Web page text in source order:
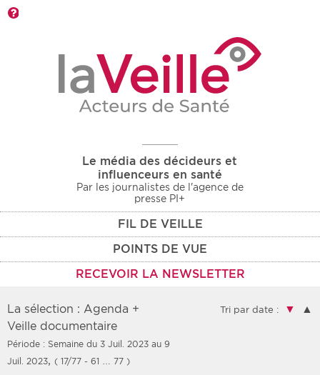
Le média des décideurs et
influenceurs en santé
Par les journalistes de l'agence de
presse PI+
FIL DE VEILLE
POINTS DE VUE
RECEVOIR LA NEWSLETTER
La sélection : Agenda +
Veille documentaire
Période : Semaine du 3 Juil. 2023 au 9
Juil. 2023, ( 17/77 - 61 … 77 )
Tri par date : ▼ ▲